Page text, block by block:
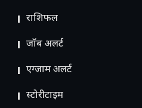
राशिफल
जॉब अलर्ट
एग्जाम अलर्ट
स्टोरीटाइम